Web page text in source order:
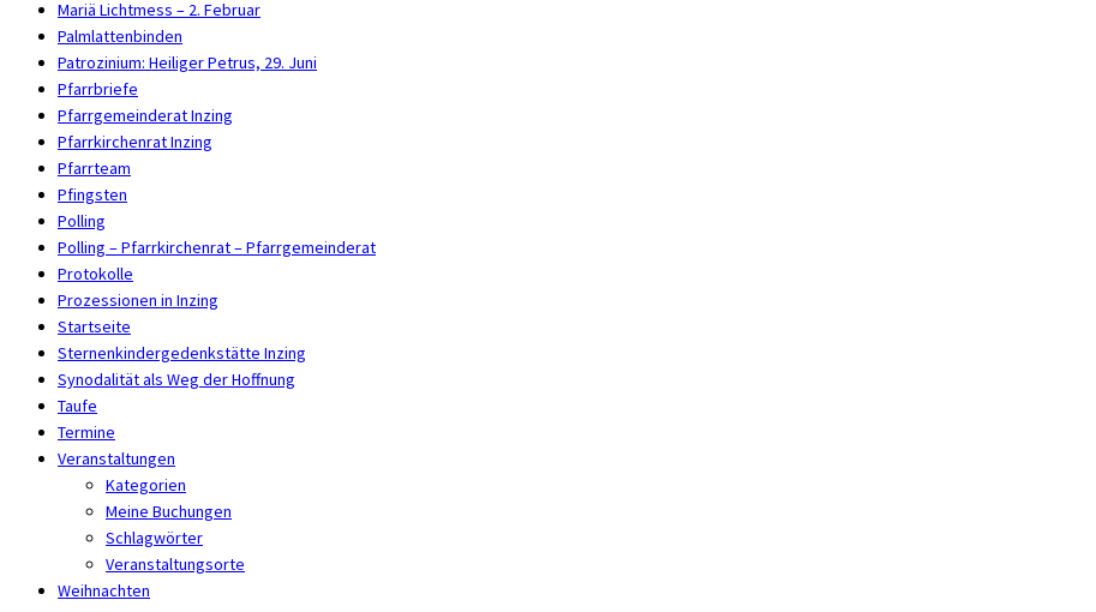
Mariä Lichtmess – 2. Februar
Palmlattenbinden
Patrozinium: Heiliger Petrus, 29. Juni
Pfarrbriefe
Pfarrgemeinderat Inzing
Pfarrkirchenrat Inzing
Pfarrteam
Pfingsten
Polling
Polling – Pfarrkirchenrat – Pfarrgemeinderat
Protokolle
Prozessionen in Inzing
Startseite
Sternenkindergedenkstätte Inzing
Synodalität als Weg der Hoffnung
Taufe
Termine
Veranstaltungen
Kategorien
Meine Buchungen
Schlagwörter
Veranstaltungsorte
Weihnachten